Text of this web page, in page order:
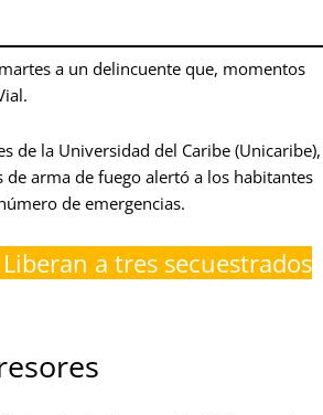
a un delincuente que, momentos
de la Universidad del Caribe (Unicaribe),
arma de fuego alertó a los habitantes
de emergencias.
a tres secuestrados